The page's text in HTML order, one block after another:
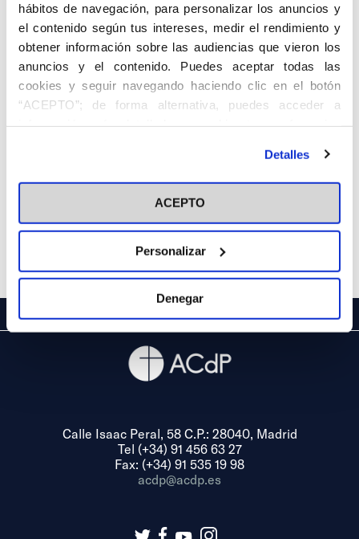
hábitos de navegación, para personalizar los anuncios y
el contenido según tus intereses, medir el rendimiento y
obtener información sobre las audiencias que vieron los
anuncios y el contenido. Puedes aceptar todas las
cookies y seguir navegando haciendo clic en el botón
“ACEPTO”; de forma alternativa, puedes acceder a
información más detallada y cambiar tus preferencias
en el botón "Personalizar". Para más información puedes
visitar nuestra Política de Cookies
Detalles
ACEPTO
Personalizar
Denegar
Autor
Centro de
adscripción
Fecha de
nacimiento
01/01/1925
Lugar de
Fecha de
defunción
Lugar de
defunción
Calle Isaac Peral, 58 C.P.: 28040, Madrid
Tel (+34) 91 456 63 27
Fax: (+34) 91 535 19 98
acdp@acdp.es